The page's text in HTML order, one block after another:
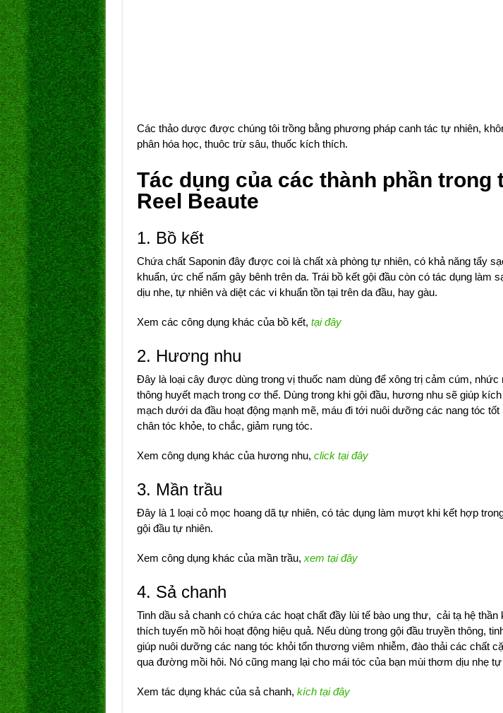
Các thảo dược được chúng tôi trồng bằng phương pháp canh tác tự nhiên,
phân hóa học, thuôc trừ sâu, thuốc kích thích.
Tác dụng của các thành phần trong
Reel Beaute
1. Bồ kết
Chứa chất Saponin đây được coi là chất xà phòng tự nhiên, có khả năng tẩy
khuẩn, ức chế nấm gây bênh trên da. Trái bồ kết gội đầu còn có tác dụng làm
dịu nhe, tự nhiên và diệt các vi khuẩn tồn tại trên da đầu, hay gàu.
Xem các công dụng khác của bồ kết, tại đây
2. Hương nhu
Đây là loại cây được dùng trong vị thuốc nam dùng để xông trị cảm cúm, nhức
thông huyết mạch trong cơ thể. Dùng trong khi gội đầu, hương nhu sẽ giúp
mạch dưới da đầu hoạt động mạnh mẽ, máu đi tới nuôi dưỡng các nang tóc
chân tóc khỏe, to chắc, giảm rụng tóc.
Xem công dụng khác của hương nhu, click tại đây
3. Mần trầu
Đây là 1 loại cỏ mọc hoang dã tự nhiên, có tác dụng làm mượt khi kết hợp
gội đầu tự nhiên.
Xem công dụng khác của mần trầu, xem tại đây
4. Sả chanh
Tinh dầu sả chanh có chứa các hoạt chất đầy lùi tế bào ung thư, cải tạ hệ thần
thích tuyến mồ hôi hoạt động hiệu quả. Nếu dùng trong gội đầu truyền thông,
giúp nuôi dưỡng các nang tóc khỏi tổn thương viêm nhiễm, đào thải các chất
qua đường mồi hôi. Nó cũng mang lại cho mái tóc của bạn mùi thơm dịu nhẹ tự
Xem tác dụng khác của sả chanh, kích tại đây